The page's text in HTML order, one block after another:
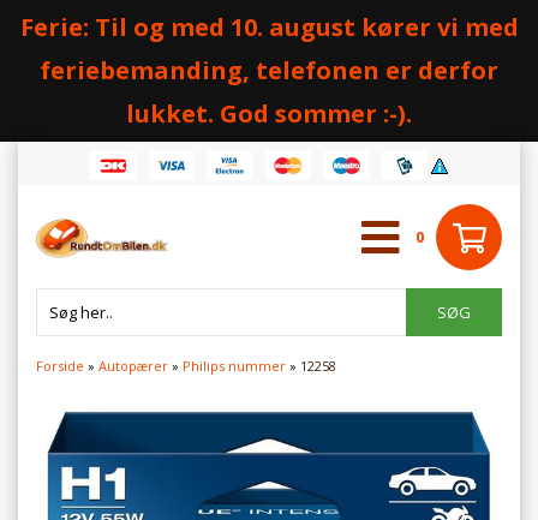
Ferie: Til og med 10. august kører vi med
feriebemanding, telefonen er derfor
lukket. God sommer :-).
0
Forside » Autopærer » Philips nummer » 12258